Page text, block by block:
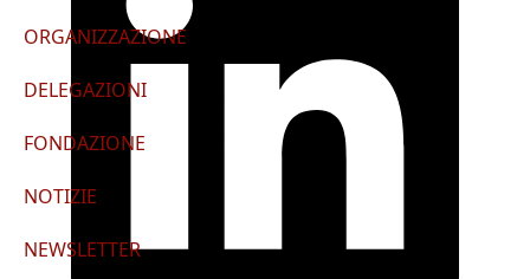
ORGANIZZAZIONE
DELEGAZIONI
FONDAZIONE
NOTIZIE
NEWSLETTER